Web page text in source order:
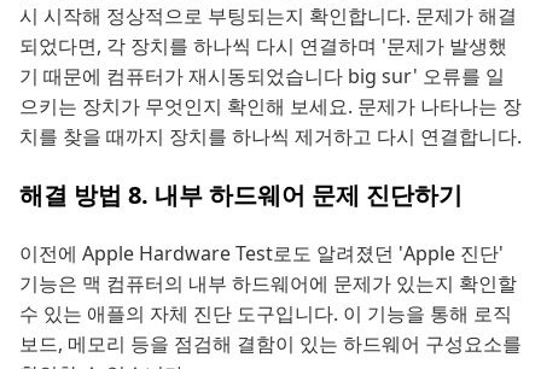
시 시작해 정상적으로 부팅되는지 확인합니다. 문제가 해결
되었다면, 각 장치를 하나씩 다시 연결하며 '문제가 발생했
기 때문에 컴퓨터가 재시동되었습니다 big sur' 오류를 일
으키는 장치가 무엇인지 확인해 보세요. 문제가 나타나는 장
치를 찾을 때까지 장치를 하나씩 제거하고 다시 연결합니다.
해결 방법 8. 내부 하드웨어 문제 진단하기
이전에 Apple Hardware Test로도 알려졌던 'Apple 진단'
기능은 맥 컴퓨터의 내부 하드웨어에 문제가 있는지 확인할
수 있는 애플의 자체 진단 도구입니다. 이 기능을 통해 로직
보드, 메모리 등을 점검해 결함이 있는 하드웨어 구성요소를